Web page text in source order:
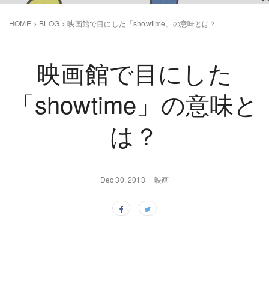
HOME > BLOG>映画館で目にした「showtime」の意味とは？
映画館で目にした
「showtime」の意味と
は？
Dec 30, 2013 映画